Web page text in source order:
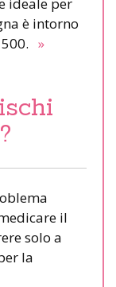
è intorno
»
il
solo a
la